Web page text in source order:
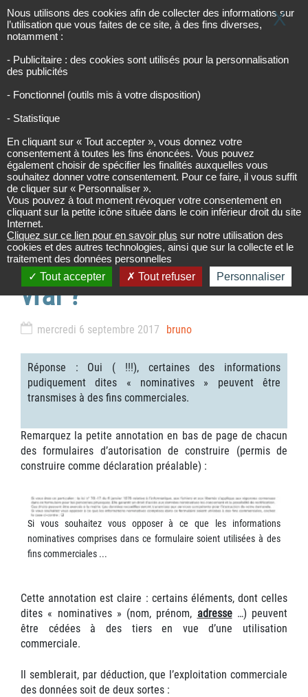
Les infos de l’urbanisme
URBINFOS
Accueil
Accueil
Certaines de mes informations privées peuvent
être transmises à des fins (…)
Certaines de mes
informations
privées peuvent être
transmises à des fins
commerciales : est-ce
vrai ?
mercredi 6 septembre 2017 bruno
Réponse : Oui ( !!!), certaines des informations
pudiquement dites « nominatives » peuvent être
transmises à des fins commerciales.
Remarquez la petite annotation en bas de page de chacun
des formulaires d’autorisation de construire (permis de
construire comme déclaration préalable) :
Si vous souhaitez vous opposer à ce que les informations
nominatives comprises dans ce formulaire soient utilisées à des
fins commerciales ...
Cette annotation est claire : certains éléments, dont celles
dites « nominatives » (nom, prénom, adresse…) peuvent
être cédées à des tiers en vue d’une utilisation
commerciale.
Il semblerait, par déduction, que l’exploitation commerciale
des données soit de deux sortes :
Panneau de gestion des cookies
Nous utilisons des cookies afin de collecter des informations sur
l’utilisation que vous faites de ce site, à des fins diverses,
notamment :
- Publicitaire : des cookies sont utilisés pour la personnalisation
des publicités
- Fonctionnel (outils mis à votre disposition)
- Statistique
En cliquant sur « Tout accepter », vous donnez votre
consentement à toutes les fins énoncées. Vous pouvez
également choisir de spécifier les finalités auxquelles vous
souhaitez donner votre consentement. Pour ce faire, il vous suffit
de cliquer sur « Personnaliser ».
Vous pouvez à tout moment révoquer votre consentement en
cliquant sur la petite icône située dans le coin inférieur droit du site
Internet.
Cliquez sur ce lien pour en savoir plus sur notre utilisation des
cookies et des autres technologies, ainsi que sur la collecte et le
traitement des données personnelles
Tout accepter
Tout refuser Personnaliser
X